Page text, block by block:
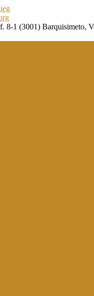
8-1 (3001) Barquisimeto,